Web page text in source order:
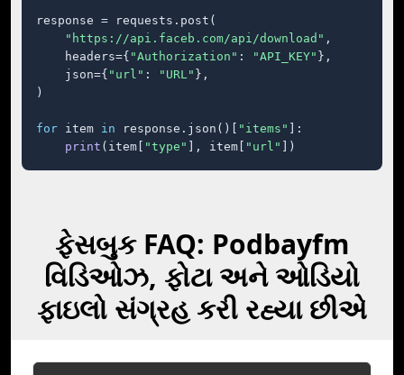
response = requests.post(
"https://api.faceb.com/api/download" ,
    headers={
"Authorization" : "API_KEY" },
    json={
"url" : "URL" },
)
for item in response.json()[ "items"
]:
print (item[ "type" ], item[ "url" ])
ફેસબુક FAQ: Podbayfm
વિડિઓઝ, ફોટા અને ઓડિયો
ફાઇલો સંગ્રહ કરી રહ્યા છીએ